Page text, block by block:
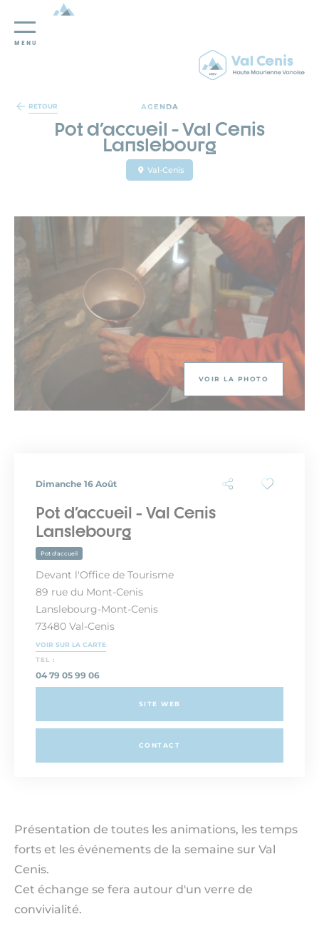
Panneau de gestion des cookies
MENU
RETOUR AGENDA
Pot d'accueil - Val Cenis
Lanslebourg
Val-Cenis
VOIR LA PHOTO
Présentation de toutes les animations, les temps
forts et les événements de la semaine sur Val
Cenis.
Cet échange se fera autour d'un verre de
convivialité.
Dimanche 16 Août
Pot d'accueil - Val Cenis
Lanslebourg
Pot d'accueil
Devant l'Office de Tourisme
89 rue du Mont-Cenis
Lanslebourg-Mont-Cenis
73480 Val-Cenis
VOIR SUR LA CARTE
TEL :
04 79 05 99 06
SITE WEB
CONTACT